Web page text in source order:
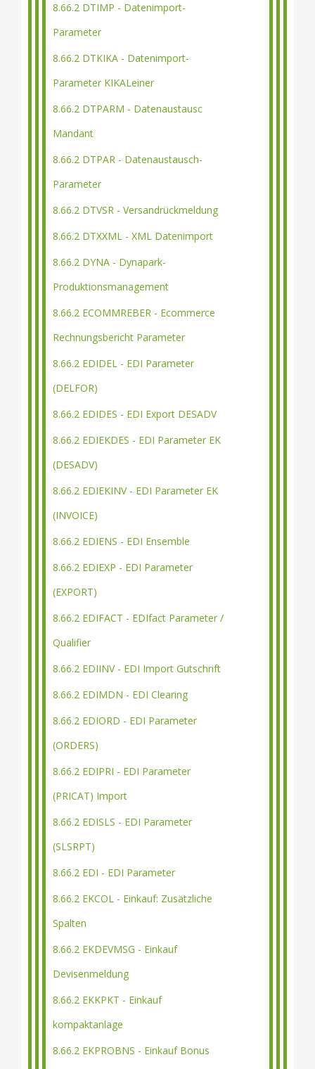
8.66.2 DTIMP - Datenimport-
Parameter
8.66.2 DTKIKA - Datenimport-
Parameter KIKALeiner
8.66.2 DTPARM - Datenaustausc
Mandant
8.66.2 DTPAR - Datenaustausch-
Parameter
8.66.2 DTVSR - Versandrückmeldung
8.66.2 DTXXML - XML Datenimport
8.66.2 DYNA - Dynapark-
Produktionsmanagement
8.66.2 ECOMMREBER - Ecommerce
Rechnungsbericht Parameter
8.66.2 EDIDEL - EDI Parameter
(DELFOR)
8.66.2 EDIDES - EDI Export DESADV
8.66.2 EDIEKDES - EDI Parameter EK
(DESADV)
8.66.2 EDIEKINV - EDI Parameter EK
(INVOICE)
8.66.2 EDIENS - EDI Ensemble
8.66.2 EDIEXP - EDI Parameter
(EXPORT)
8.66.2 EDIFACT - EDIfact Parameter /
Qualifier
8.66.2 EDIINV - EDI Import Gutschrift
8.66.2 EDIMDN - EDI Clearing
8.66.2 EDIORD - EDI Parameter
(ORDERS)
8.66.2 EDIPRI - EDI Parameter
(PRICAT) Import
8.66.2 EDISLS - EDI Parameter
(SLSRPT)
8.66.2 EDI - EDI Parameter
8.66.2 EKCOL - Einkauf: Zusätzliche
Spalten
8.66.2 EKDEVMSG - Einkauf
Devisenmeldung
8.66.2 EKKPKT - Einkauf
kompaktanlage
8.66.2 EKPROBNS - Einkauf Bonus